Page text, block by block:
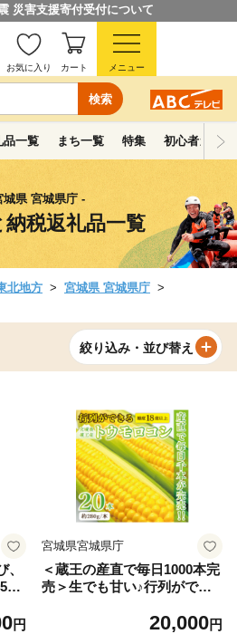
災害支援寄付受付について
検索
お気に入り カート メニュー
品一覧 まち一覧 特集 初心者ガイド
城県 宮城県庁 -
税返礼品一覧
北地方
宮城県 宮城県庁
絞り込み・並び替え
円
宮城県宮城県庁
＜蔵王の産直で毎日1000本完
売＞生でも甘い♪行列ができ
20,000円